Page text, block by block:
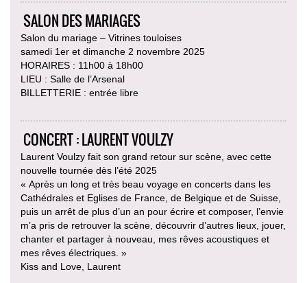
SALON DES MARIAGES
Salon du mariage – Vitrines touloises
samedi 1er et dimanche 2 novembre 2025
HORAIRES : 11h00 à 18h00
LIEU : Salle de l’Arsenal
BILLETTERIE : entrée libre
CONCERT : LAURENT VOULZY
Laurent Voulzy fait son grand retour sur scène, avec cette
nouvelle tournée dès l’été 2025
« Après un long et très beau voyage en concerts dans les
Cathédrales et Eglises de France, de Belgique et de Suisse,
puis un arrêt de plus d’un an pour écrire et composer, l’envie
m’a pris de retrouver la scène, découvrir d’autres lieux, jouer,
chanter et partager à nouveau, mes rêves acoustiques et
mes rêves électriques. »
Kiss and Love, Laurent